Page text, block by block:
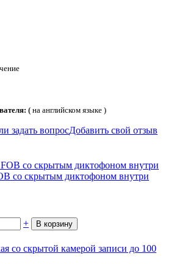
( на английском языке )
задать вопросДобавить свой отзыв
со скрытым диктофоном внутри
+
В корзину